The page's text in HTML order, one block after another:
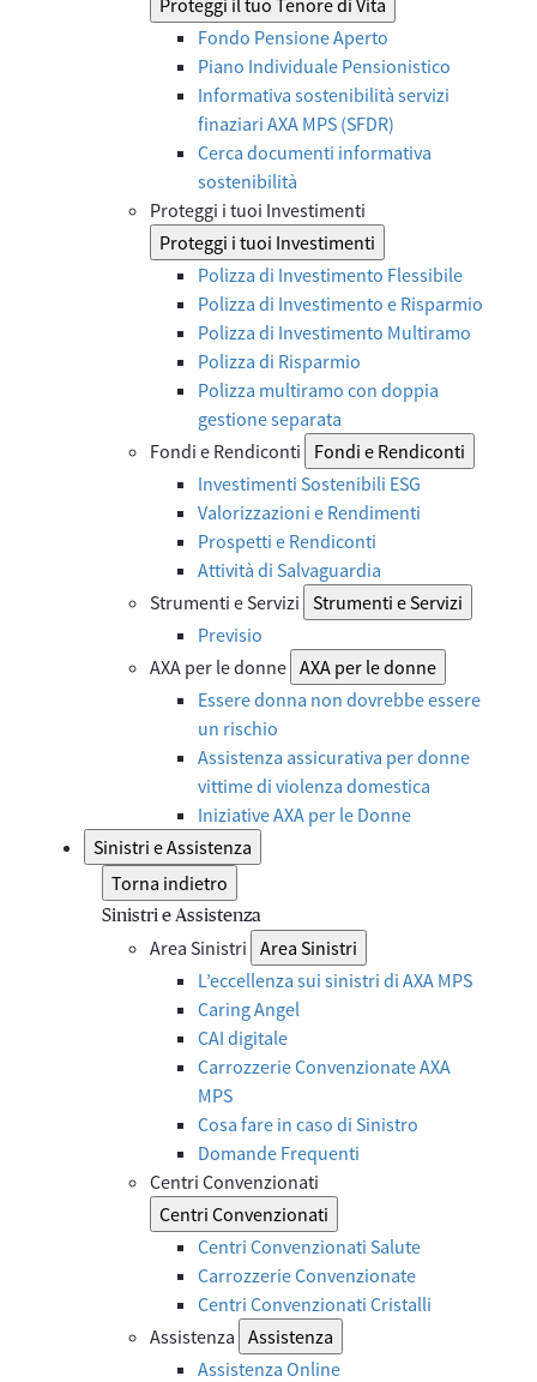
Fondo Pensione Aperto
Piano Individuale Pensionistico
Informativa sostenibilità servizi
finaziari AXA MPS (SFDR)
Cerca documenti informativa
sostenibilità
Proteggi i tuoi Investimenti
Proteggi i tuoi Investimenti
Polizza di Investimento Flessibile
Polizza di Investimento e Risparmio
Polizza di Investimento Multiramo
Polizza di Risparmio
Polizza multiramo con doppia
gestione separata
Fondi e Rendiconti
Fondi e Rendiconti
Investimenti Sostenibili ESG
Valorizzazioni e Rendimenti
Prospetti e Rendiconti
Attività di Salvaguardia
Strumenti e Servizi Strumenti e Servizi
Previsio
AXA per le donne AXA per le donne
Essere donna non dovrebbe essere
un rischio
Assistenza assicurativa per donne
vittime di violenza domestica
Iniziative AXA per le Donne
Sinistri e Assistenza
Torna indietro
Sinistri e Assistenza
Area Sinistri Area Sinistri
L’eccellenza sui sinistri di AXA MPS
Caring Angel
CAI digitale
Carrozzerie Convenzionate AXA
MPS
Cosa fare in caso di Sinistro
Domande Frequenti
Centri Convenzionati
Centri Convenzionati
Centri Convenzionati Salute
Carrozzerie Convenzionate
Centri Convenzionati Cristalli
Assistenza Assistenza
Assistenza Online